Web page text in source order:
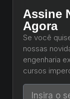
Assine
Agora
Se você
nossas
engenharia
cursos